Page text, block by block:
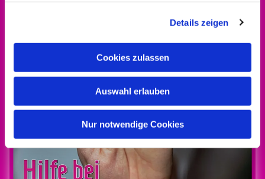
Details zeigen
Cookies zulassen
Auswahl erlauben
Nur notwendige Cookies